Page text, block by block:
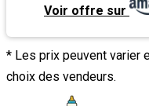
Voir offre sur
* Les prix peuvent varier
choix des vendeurs.